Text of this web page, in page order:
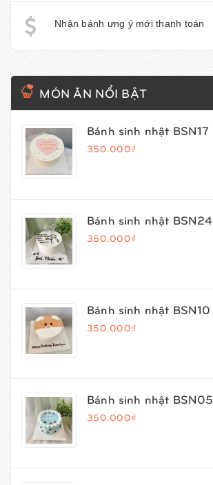
Nhận bánh ưng ý mới thanh toán
MÓN ĂN NỔI BẬT
Bánh sinh nhật BSN17
350.000₫
Bánh sinh nhật BSN24
350.000₫
Bánh sinh nhật BSN10
350.000₫
Bánh sinh nhật BSN05
350.000₫